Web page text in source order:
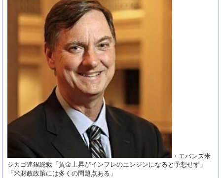
・エバンズ米
シカゴ連銀総裁「賃金上昇がインフレのエンジンになると予想せず」
「米財政政策には多くの問題点ある」